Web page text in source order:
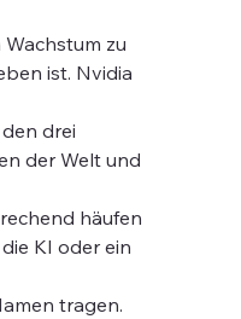
zu
ist. Nvidia
drei
der Welt und
häufen
KI oder ein
tragen.